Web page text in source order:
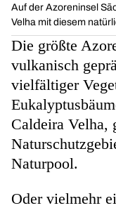
Auf der Azoreninsel
Velha mit diesem
Die größte
vulkanisch
vielfältiger
Caldeira Velha,
Naturpool.
Oder vielmehr